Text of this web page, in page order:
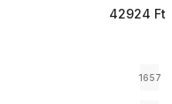
42924 Ft
1657